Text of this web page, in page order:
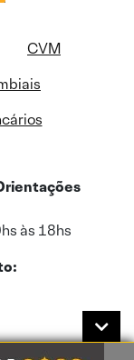
CVM
às 18hs